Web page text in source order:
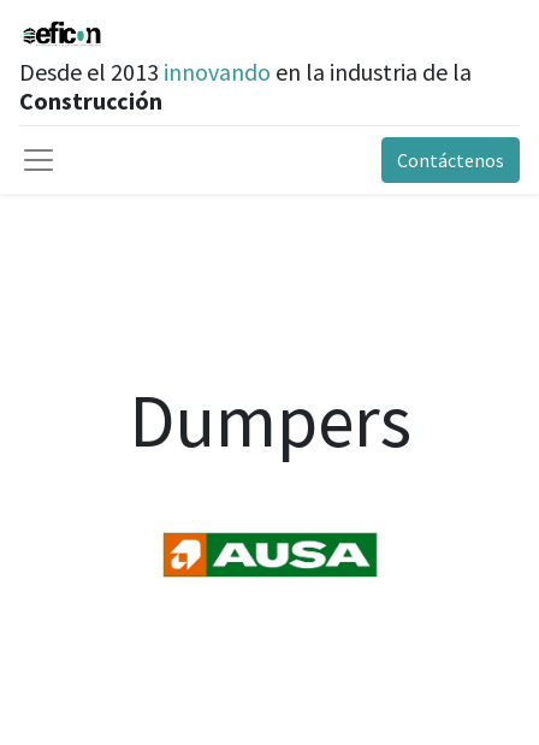
Desde el 2013 innovando en la industria de la
Construcción
Contáctenos
Dumpers